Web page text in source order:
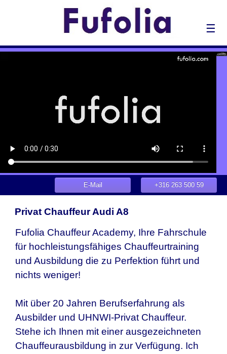
☰
+316 263 500 59
E-Mail
Privat Chauffeur Audi A8
Fufolia Chauffeur Academy, Ihre Fahrschule
für hochleistungsfähiges Chauffeurtraining
und Ausbildung die zu Perfektion führt und
nichts weniger!
Mit über 20 Jahren Berufserfahrung als
Ausbilder und UHNWI-Privat Chauffeur.
Stehe ich Ihnen mit einer ausgezeichneten
Chauffeurausbildung in zur Verfügung. Ich